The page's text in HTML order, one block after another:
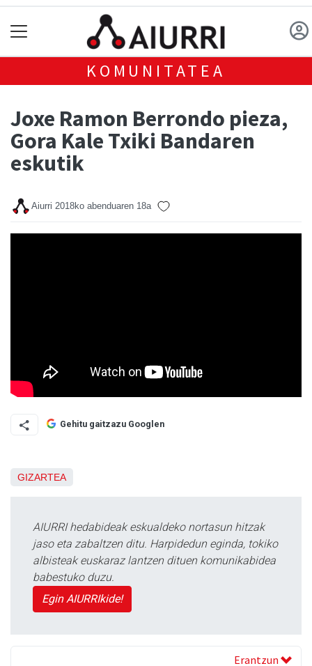
KOMUNITATEA
Joxe Ramon Berrondo pieza,
Gora Kale Txiki Bandaren
eskutik
Aiurri 2018ko abenduaren 18a
Gehitu gaitzazu Googlen
GIZARTEA
AIURRI hedabideak eskualdeko nortasun hitzak
jaso eta zabaltzen ditu. Harpidedun eginda, tokiko
albisteak euskaraz lantzen dituen komunikabidea
babestuko duzu.
Egin AIURRIkide!
Erantzun